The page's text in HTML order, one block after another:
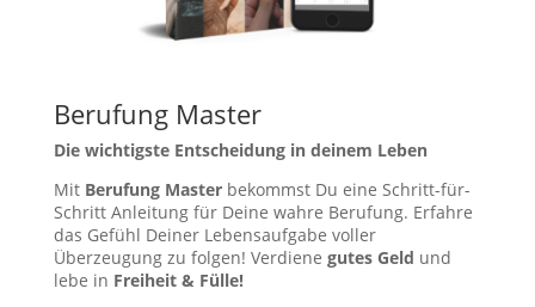
Berufung Master
Die wichtigste Entscheidung in deinem Leben
Mit Berufung Master bekommst Du eine Schritt-für-
Schritt Anleitung für Deine wahre Berufung. Erfahre
das Gefühl Deiner Lebensaufgabe voller
Überzeugung zu folgen! Verdiene gutes Geld und
lebe in Freiheit & Fülle!